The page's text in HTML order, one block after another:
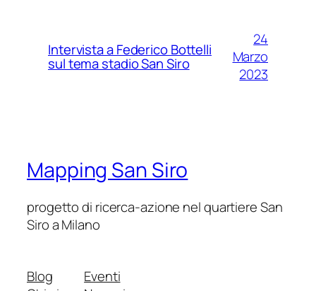
Intervista a Federico Bottelli
sul tema stadio San Siro
24
Marzo
2023
Mapping San Siro
progetto di ricerca-azione nel quartiere San
Siro a Milano
Blog
Eventi